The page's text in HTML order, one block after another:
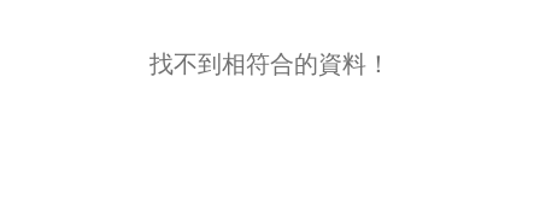
找不到相符合的資料！